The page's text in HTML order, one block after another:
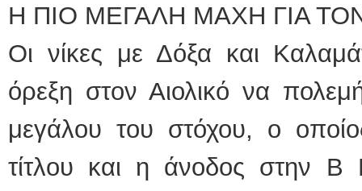
Η ΠΙΟ ΜΕΓΑΛΗ ΜΑΧΗ ΓΙΑ
Οι νίκες με Δόξα και
όρεξη στον Αιολικό να
μεγάλου του στόχου, ο
τίτλου και η άνοδος στην